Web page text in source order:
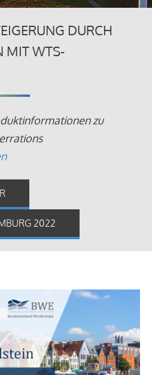
DURCH
MIT WTS-
zu
2022